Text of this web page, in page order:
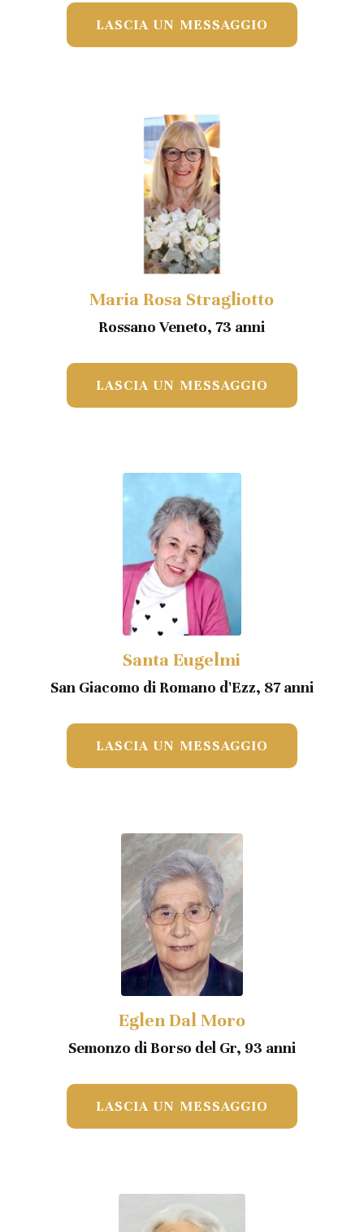
LASCIA UN MESSAGGIO
Maria Rosa Stragliotto
Rossano Veneto, 73 anni
LASCIA UN MESSAGGIO
Santa Eugelmi
San Giacomo di Romano d'Ezz, 87 anni
LASCIA UN MESSAGGIO
Eglen Dal Moro
Semonzo di Borso del Gr, 93 anni
LASCIA UN MESSAGGIO